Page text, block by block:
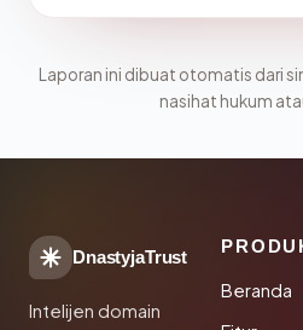
Laporan ini dibuat otomatis dari
nasihat hukum
DnastyjaTrust
Intelijen domain
Beranda